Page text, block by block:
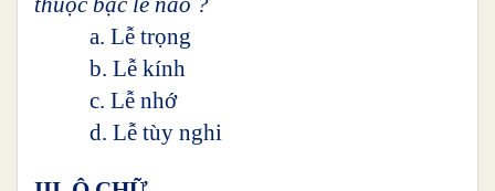
a. Lễ trọng
b. Lễ kính
c. Lễ nhớ
d. Lễ tùy nghi